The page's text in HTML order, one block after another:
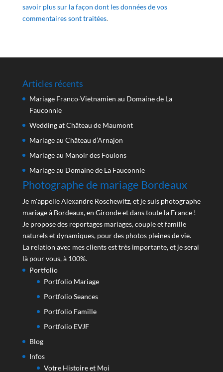
savoir plus sur la façon dont les données de vos
commentaires sont traitées.
Articles récents
Mariage Franco-Vietnamien au Domaine de La
Fauconnie
Wedding at Château de Maumont
Mariage au Château d’Arnajon
Mariage au Manoir des Foulons
Mariage au Domaine de La Fauconnie
Photographe de mariage Bordeaux
Je m'appelle Alexandre Roschewitz, et je suis photographe
mariage à Bordeaux, en Gironde et dans toute la France !
Je propose des reportages mariages, couple et famille
naturels et dynamiques, pour des photos pleines de vie.
La relation avec mes clients est très importante, et je serai
là pour vous, à 100%.
Portfolio
Portfolio Mariage
Portfolio Seances
Portfolio Famille
Portfolio EVJF
Blog
Infos
Votre Histoire et Moi